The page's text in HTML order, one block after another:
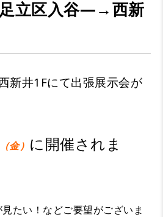
立区入谷—→西新
新井1Fにて出張展示会が
金） に開催されま
たい！などご要望がございま